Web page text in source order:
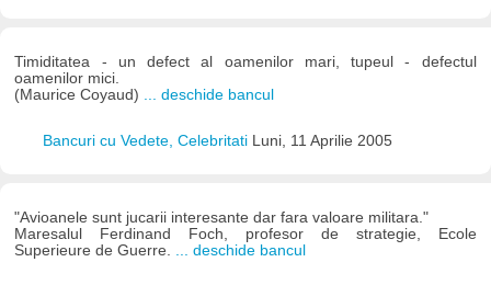
Timiditatea - un defect al oamenilor mari, tupeul - defectul
oamenilor mici.
(Maurice Coyaud) ... deschide bancul
Bancuri cu Vedete, Celebritati Luni, 11 Aprilie 2005
"Avioanele sunt jucarii interesante dar fara valoare militara."
Maresalul Ferdinand Foch, profesor de strategie, Ecole
Superieure de Guerre.
... deschide bancul